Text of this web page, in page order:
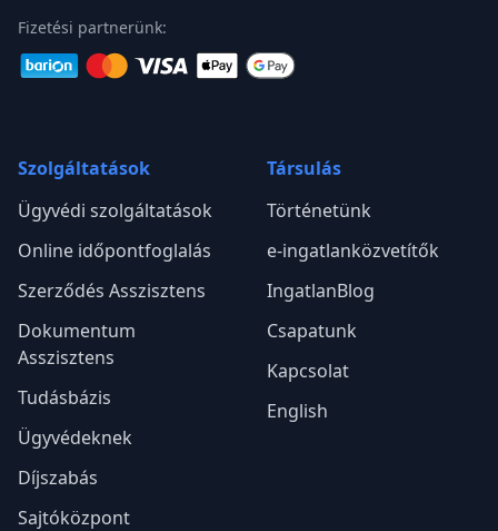
Fizetési partnerünk:
Szolgáltatások
Ügyvédi szolgáltatások
Online időpontfoglalás
Szerződés Asszisztens
Dokumentum
Asszisztens
Tudásbázis
Ügyvédeknek
Díjszabás
Sajtóközpont
Társulás
Történetünk
e-ingatlanközvetítők
IngatlanBlog
Csapatunk
Kapcsolat
English